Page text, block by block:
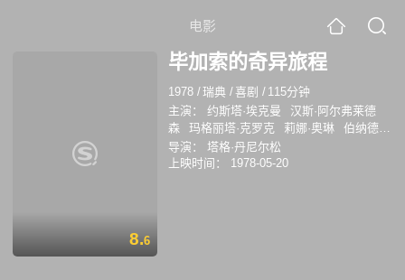
电影
8.6
毕加索的奇异旅程
1978 /瑞典 /喜剧 / 115分钟
主演：
约斯塔·埃克曼
汉斯·阿尔弗莱德
森
玛格丽塔·克罗克 莉娜·奥琳
伯纳德·
克理宾斯
威尔弗里德·布兰贝尔
LennartNyman
帕尔·奥斯卡森
导演：
塔格·丹尼尔松
上映时间：
1978-05-20